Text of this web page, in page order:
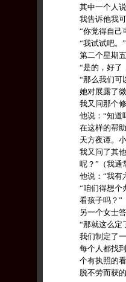
其中一个人
我告诉他我
“你觉得自己
“我试试吧。 ”
第二个星期
“是的，好了
“那么我们可
她对展露了
我又问那个
他说： “知道
在这样的帮
天方夜谭。
我又问了其
呢？ ” （我
他说： “我有
“咱们得想个
看孩子吗？ ”
另一个女士
“那就这么定
我们制定了
每个人都找
个有执照的
脱不劳而获